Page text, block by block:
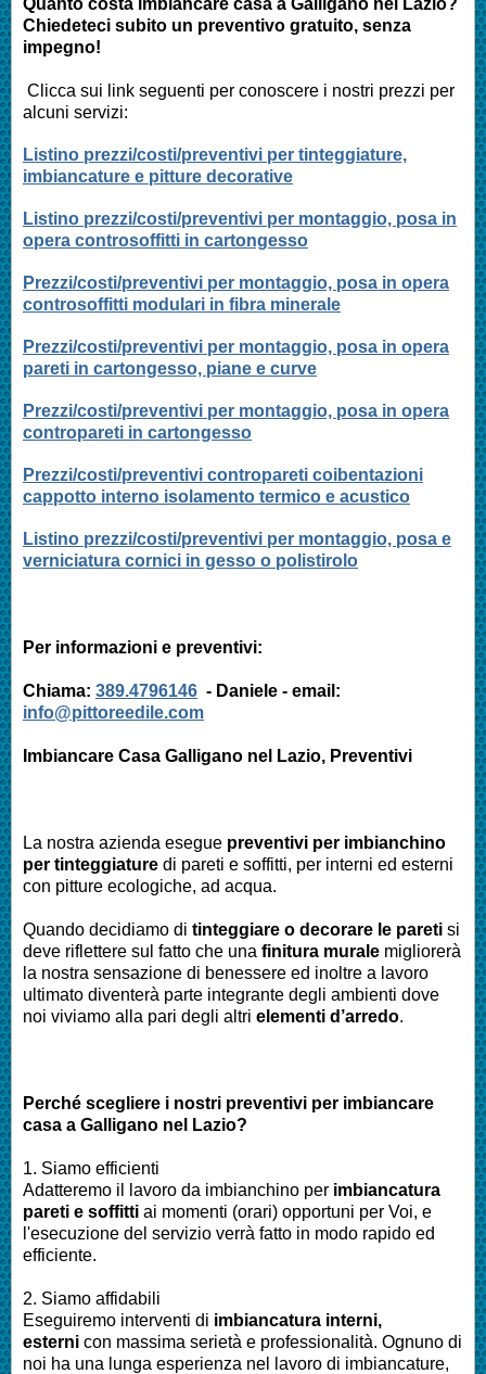
Chiedeteci subito un preventivo gratuito, senza
impegno!
Clicca sui link seguenti per conoscere i nostri prezzi per
alcuni servizi:
Listino prezzi/costi/preventivi per tinteggiature,
imbiancature e pitture decorative
Listino prezzi/costi/preventivi per montaggio, posa in
opera controsoffitti in cartongesso
Prezzi/costi/preventivi per montaggio, posa in opera
controsoffitti modulari in fibra minerale
Prezzi/costi/preventivi per montaggio, posa in opera
pareti in cartongesso, piane e curve
Prezzi/costi/preventivi per montaggio, posa in opera
contropareti in cartongesso
Prezzi/costi/preventivi contropareti coibentazioni
cappotto interno isolamento termico e acustico
Listino prezzi/costi/preventivi per montaggio, posa e
verniciatura cornici in gesso o polistirolo
Per informazioni e preventivi:
Chiama: 389.4796146 - Daniele - email:
info@pittoreedile.com
Imbiancare Casa Galligano nel Lazio, Preventivi
La nostra azienda esegue preventivi per imbianchino
per tinteggiature di pareti e soffitti, per interni ed esterni
con pitture ecologiche, ad acqua.
Quando decidiamo di tinteggiare o decorare le pareti si
deve riflettere sul fatto che una finitura murale migliorerà
la nostra sensazione di benessere ed inoltre a lavoro
ultimato diventerà parte integrante degli ambienti dove
noi viviamo alla pari degli altri elementi d’arredo.
Perché scegliere i nostri preventivi per imbiancare
casa a Galligano nel Lazio?
1. Siamo efficienti
Adatteremo il lavoro da imbianchino per imbiancatura
pareti e soffitti ai momenti (orari) opportuni per Voi, e
l'esecuzione del servizio verrà fatto in modo rapido ed
efficiente.
2. Siamo affidabili
Eseguiremo interventi di imbiancatura interni,
esterni con massima serietà e professionalità. Ognuno di
noi ha una lunga esperienza nel lavoro di imbiancature,